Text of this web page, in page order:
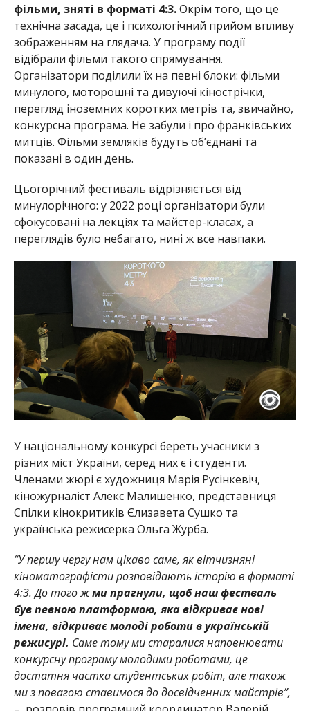
фільми, зняті в форматі 4:3.Окрім того, що це
технічна засада, це і психологічний прийом впливу
зображенням на глядача. У програму події
відібрали фільми такого спрямування.
Організатори поділили їх на певні блоки: фільми
минулого, моторошні та дивуючі кінострічки,
перегляд іноземних коротких метрів та, звичайно,
конкурсна програма. Не забули і про франківських
митців. Фільми земляків будуть об’єднані та
показані в один день.
Цьогорічний фестиваль відрізняється від
минулорічного: у 2022 році організатори були
сфокусовані на лекціях та майстер-класах, а
переглядів було небагато, нині ж все навпаки.
У національному конкурсі береть учасники з
різних міст України, серед них є і студенти.
Членами жюрі є художниця Марія Русінкевіч,
кіножурналіст Алекс Малишенко, представниця
Спілки кінокритиків Єлизавета Сушко та
українська режисерка Ольга Журба.
“У першу чергу нам цікаво саме, як вітчизняні
кіноматографісти розповідають історію в форматі
4:3. До того жми прагнули, щоб наш фестваль
був певною платформою, яка відкриває нові
імена, відкриває молоді роботи в українській
режисурі. Саме тому ми старалися наповнювати
конкурсну програму молодими роботами, це
достатня частка студентських робіт, але також
ми з повагою ставимося до досвідченних майстрів”,